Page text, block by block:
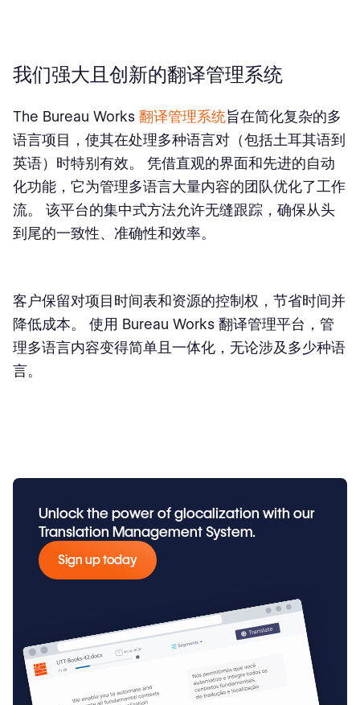
我们强大且创新的翻译管理系统
The Bureau Works 翻译管理系统旨在简化复杂的多
语言项目，使其在处理多种语言对（包括土耳其语到
英语）时特别有效。 凭借直观的界面和先进的自动
化功能，它为管理多语言大量内容的团队优化了工作
流。 该平台的集中式方法允许无缝跟踪，确保从头
到尾的一致性、准确性和效率。
客户保留对项目时间表和资源的控制权，节省时间并
降低成本。 使用 Bureau Works 翻译管理平台，管
理多语言内容变得简单且一体化，无论涉及多少种语
言。
Unlock the power of glocalization with our
Translation Management System.
Sign up today